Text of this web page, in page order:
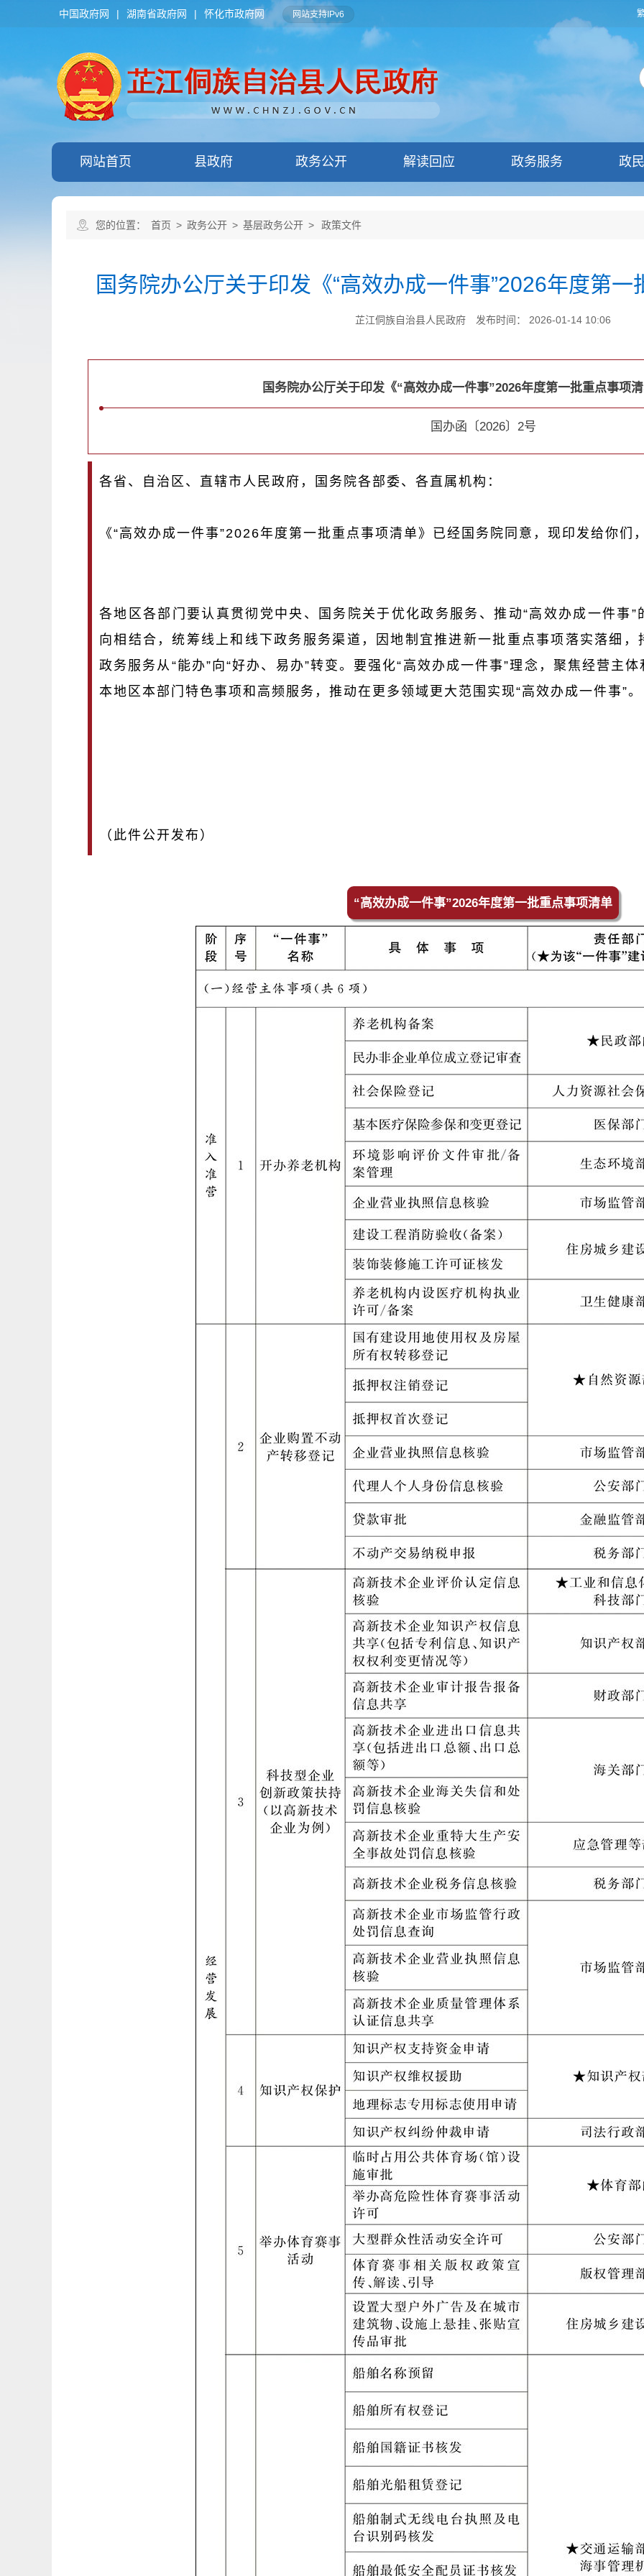
中国政府网 | 湖南省政府网 | 怀化市政府网 网站支持IPv6
网站首页 县政府 政务公开 解读回应 政务服务 政
您的位置： 首页 > 政务公开 > 基层政务公开 > 政策文件
国务院办公厅关于印发《“高效办成一件事”2026年度第
芷江侗族自治县人民政府 发布时间： 2026-01-14 10:06
国务院办公厅关于印发《“高效办成一件事”2026年度第一批重点事项
国办函〔2026〕2号
各省、自治区、直辖市人民政府，国务院各部委、各直属机构：
《“高效办成一件事”2026年度第一批重点事项清单》已经国务院同意，现印发给你们
各地区各部门要认真贯彻党中央、国务院关于优化政务服务、推动“高效办成一件事
向相结合，统筹线上和线下政务服务渠道，因地制宜推进新一批重点事项落实落细
政务服务从“能办”向“好办、易办”转变。要强化“高效办成一件事”理念，聚焦经营主
本地区本部门特色事项和高频服务，推动在更多领域更大范围实现“高效办成一件事”。
（此件公开发布）
“高效办成一件事”2026年度第一批重点事项清单